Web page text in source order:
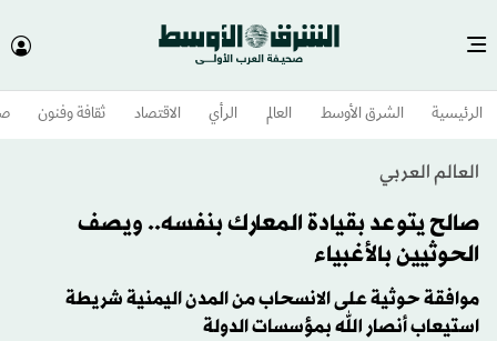
الرئيسية الشرق الأوسط​ العالم الرأي الاقتصاد ثقافة وفنون
العالم العربي
صالح يتوعد بقيادة المعارك بنفسه.. ويصف
الحوثيين بالأغبياء
موافقة حوثية على الانسحاب من المدن اليمنية شريطة
استيعاب أنصار الله بمؤسسات الدولة